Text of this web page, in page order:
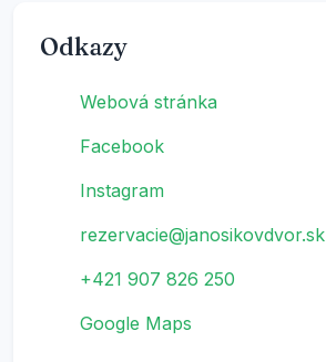
Odkazy
Webová stránka
Facebook
Instagram
rezervacie@janosikovdvor.sk
+421 907 826 250
Google Maps